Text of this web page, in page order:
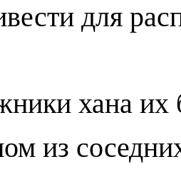
для
хана
из